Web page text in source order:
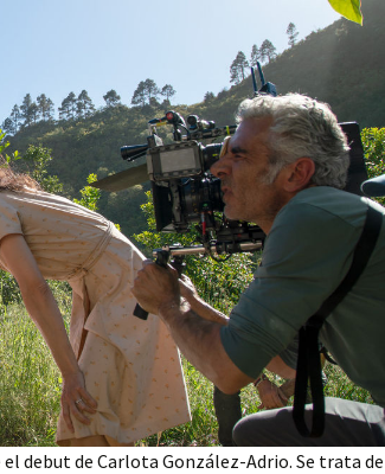
debut de Carlota González-Adrio. Se trata de